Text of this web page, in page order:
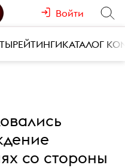
Войти
РЕЙТИНГИКАТАЛОГ
со стороны